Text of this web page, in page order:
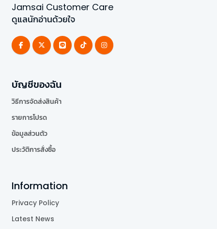
Jamsai Customer Care
ดูแลนักอ่านด้วยใจ
บัญชีของฉัน
วิธีการจัดส่งสินค้า
รายการโปรด
ข้อมูลส่วนตัว
ประวัติการสั่งซื้อ
Information
Privacy Policy
Latest News